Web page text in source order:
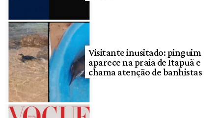
Visitante inusitado: pinguim
aparece na praia de Itapuã e
chama atenção de banhistas